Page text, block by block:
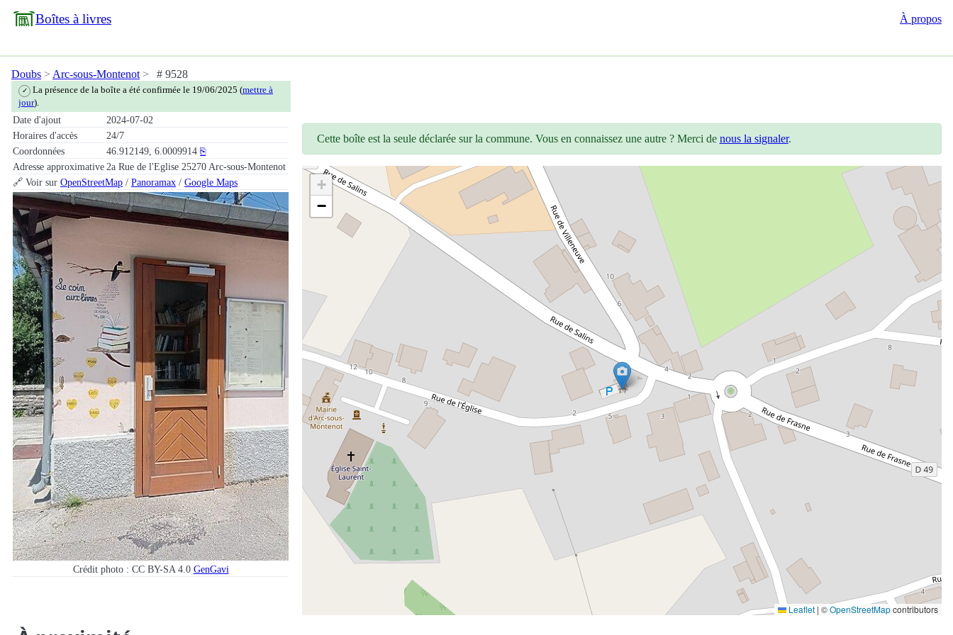
Boîtes à livres À propos
Doubs Arc-sous-Montenot # 9528
✓ La présence de la boîte a été confirmée le 19/06/2025 (mettre à
jour).
Date d'ajout
2024-07-02
Horaires d'accès
24/7
Coordonnées
46.912149, 6.0009914 ⎘
Adresse approximative 2a Rue de l'Eglise 25270 Arc-sous-Montenot
🔗 Voir sur OpenStreetMap / Panoramax / Google Maps
Crédit photo : CC BY-SA 4.0 GenGavi
Cette boîte est la seule déclarée sur la commune. Vous en connaissez une autre ? Merci de nous la signaler.
+
−
Leaflet | ©OpenStreetMapcontributors